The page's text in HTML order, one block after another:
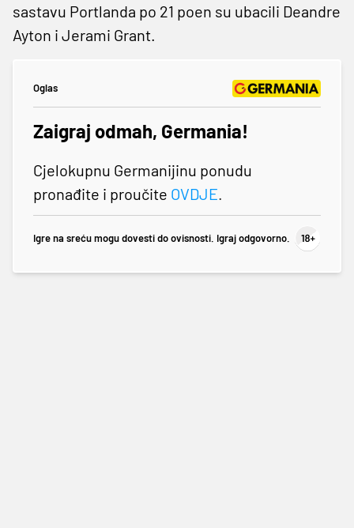
sastavu Portlanda po 21 poen su ubacili Deandre
Ayton i Jerami Grant.
Oglas
Zaigraj odmah, Germania!
Cjelokupnu Germanijinu ponudu
pronađite i proučite OVDJE.
Igre na sreću mogu dovesti do ovisnosti. Igraj odgovorno.